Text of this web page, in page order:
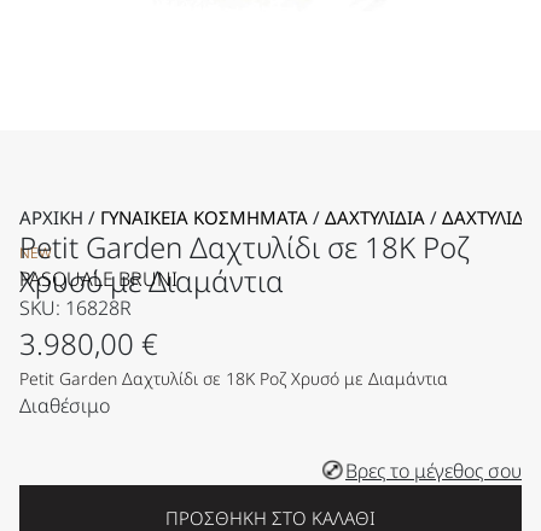
ΑΡΧΙΚΉ / ΓΥΝΑΙΚΕΊΑ KΟΣΜΉΜΑΤΑ / ΔΑΧΤΥΛΊΔΙΑ /
NEW
Petit Garden Δαχτυλίδι σε 18Κ Ροζ
Χρυσό με Διαμάντια
PASQUALE BRUNI
SKU: 16828R
3.980,00 €
Petit Garden Δαχτυλίδι σε 18Κ Ροζ Χρυσό με Διαμάντια
Διαθέσιμο
Βρες το μέγεθος σου
ΠΡΟΣΘΉΚΗ ΣΤΟ ΚΑΛΆΘΙ